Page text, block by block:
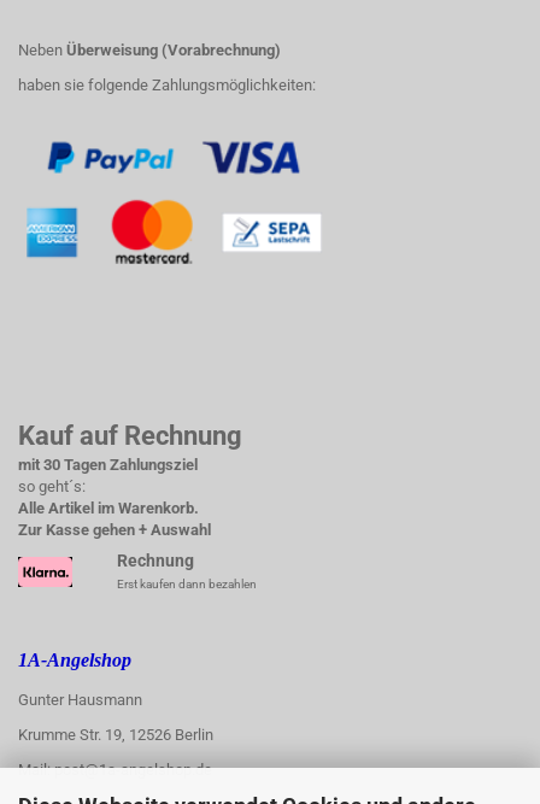
Neben Überweisung (Vorabrechnung)
haben sie folgende Zahlungsmöglichkeiten:
Kauf auf Rechnung
mit 30 Tagen Zahlungsziel
so geht´s:
Alle Artikel im Warenkorb.
Zur Kasse gehen + Auswahl
Rechnung
Erst kaufen dann bezahlen
1A-Angelshop
Gunter Hausmann
Krumme Str. 19, 12526 Berlin
Mail: post@1a-angelshop.de